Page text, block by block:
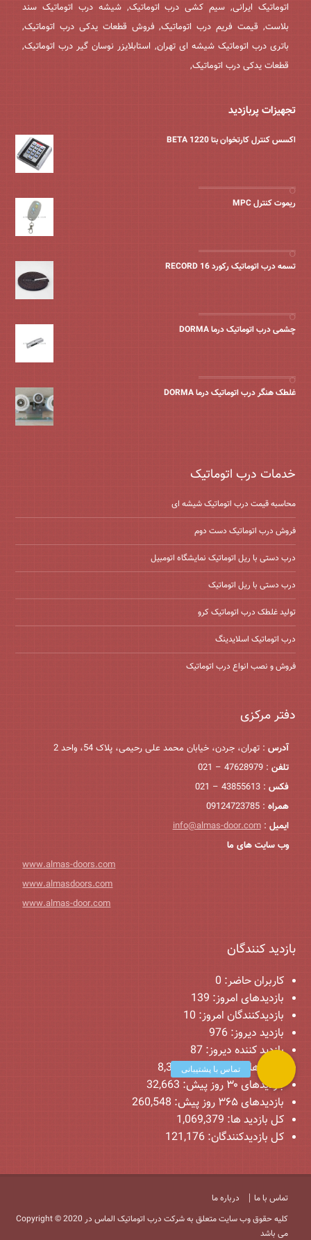
اتوماتیک ایرانی, سیم کشی درب اتوماتیک, شیشه درب اتوماتیک سند
بلاست, قیمت فریم درب اتوماتیک, فروش قطعات یدکی درب اتوماتیک,
باتری درب اتوماتیک شیشه ای تهران, استابلایزر نوسان گیر درب اتوماتیک,
قطعات یدکی درب اتوماتیک,
تجهیزات پربازدید
اکسس کنترل کارتخوان بتا BETA 1220
ریموت کنترل MPC
تسمه درب اتوماتیک رکورد 16 RECORD
چشمی درب اتوماتیک درما DORMA
غلطک هنگر درب اتوماتیک درما DORMA
خدمات درب اتوماتیک
محاسبه قیمت درب اتوماتیک شیشه ‌ای
فروش درب اتوماتیک دست دوم
درب دستی با ریل اتوماتیک نمایشگاه اتومبیل
درب دستی با ریل اتوماتیک
تولید غلطک درب اتوماتیک کرو
درب اتوماتیک اسلایدینگ
فروش و نصب انواع درب اتوماتیک
دفتر مرکزی
آدرس : تهران، جردن، خیابان محمد علی رحیمی، پلاک 54، واحد 2
تلفن : 47628979 – 021
فکس : 43855613 – 021
همراه : 09124723785
ایمیل :
info@almas-door.com
وب سایت های ما
www.almas-doors.com
www.almasdoors.com
www.almas-door.com
بازدید کنندگان
کاربران حاضر: 0
بازدیدهای امروز: 139
بازدیدکنندگان امروز: 10
بازدید دیروز:976
بازدید کننده دیروز:87
بازدیدهای ۷ روز پیش:
8,329
بازدیدهای ۳۰ روز پیش:
32,663
بازدیدهای ۳۶۵ روز پیش:
260,548
کل بازدید ها: 1,069,379
کل بازدیدکنند‌گان:121,176
درباره ما
تماس با ما
Copyright © 2020 کلیه حقوق وب سایت متعلق به شرکت درب اتوماتیک الماس در
می باشد